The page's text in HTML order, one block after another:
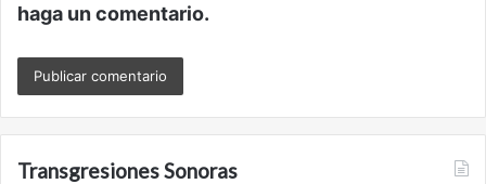
haga un comentario.
Transgresiones Sonoras